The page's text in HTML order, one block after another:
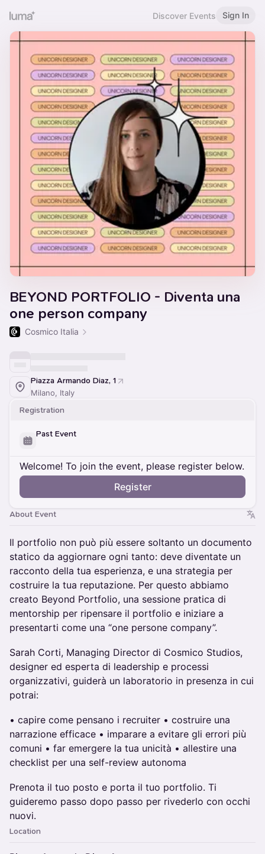
Discover Events Sign In
BEYOND PORTFOLIO - Diventa una
one person company
Cosmico Italia
Piazza Armando Diaz, 1
Milano, Italy
Registration
Past Event
Welcome! To join the event, please register below.
Register
About Event
Il portfolio non può più essere soltanto un documento
statico da aggiornare ogni tanto: deve diventate un
racconto della tua esperienza, e una strategia per
costruire la tua reputazione. Per questo abbiamo
creato Beyond Portfolio, una sessione pratica di
mentorship per ripensare il portfolio e iniziare a
presentarti come una “one persone company”.
Sarah Corti, Managing Director di Cosmico Studios,
designer ed esperta di leadership e processi
organizzativi, guiderà un laboratorio in presenza in cui
potrai:
•⁠ ⁠capire come pensano i recruiter •⁠ ⁠⁠costruire una
narrazione efficace •⁠ ⁠⁠imparare a evitare gli errori più
comuni •⁠ ⁠⁠far emergere la tua unicità •⁠ ⁠⁠allestire una
checklist per una self-review autonoma
Prenota il tuo posto e porta il tuo portfolio. Ti
guideremo passo dopo passo per rivederlo con occhi
nuovi.
Location